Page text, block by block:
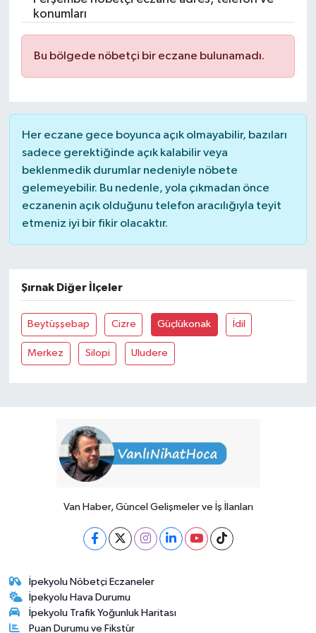
konumları
Bu bölgede nöbetçi bir eczane bulunamadı.
Her eczane gece boyunca açık olmayabilir, bazıları
sadece gerektiğinde açık kalabilir veya
beklenmedik durumlar nedeniyle nöbete
gelemeyebilir. Bu nedenle, yola çıkmadan önce
eczanenin açık olduğunu telefon aracılığıyla teyit
etmeniz iyi bir fikir olacaktır.
Şırnak Diğer İlçeler
Beytüşşebap Cizre Güçlükonak İdil
Merkez Silopi Uludere
Van Haber, Güncel Gelişmeler ve İş İlanları
İpekyolu Nöbetçi Eczaneler
İpekyolu Hava Durumu
İpekyolu Trafik Yoğunluk Haritası
Puan Durumu ve Fikstür